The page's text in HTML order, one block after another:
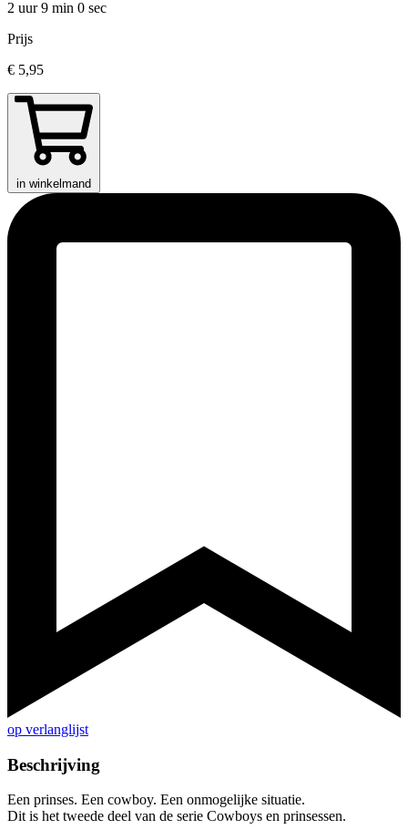
2 uur 9 min 0 sec
Prijs
€ 5,95
in winkelmand
op verlanglijst
Beschrijving
Een prinses. Een cowboy. Een onmogelijke situatie.
Dit is het tweede deel van de serie Cowboys en prinsessen.